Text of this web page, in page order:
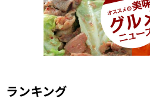
ランキング